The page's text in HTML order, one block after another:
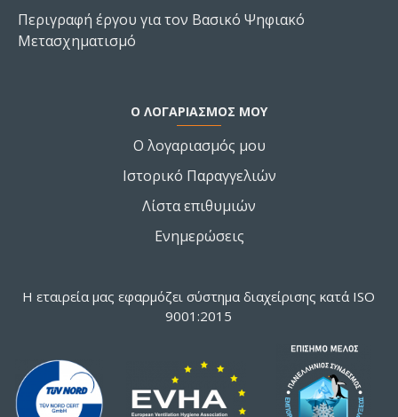
Περιγραφή έργου για τον Βασικό Ψηφιακό
Μετασχηματισμό
Ο ΛΟΓΑΡΙΑΣΜΌΣ ΜΟΥ
Ο λογαριασμός μου
Ιστορικό Παραγγελιών
Λίστα επιθυμιών
Ενημερώσεις
Η εταιρεία μας εφαρμόζει σύστημα διαχείρισης κατά ISO
9001:2015